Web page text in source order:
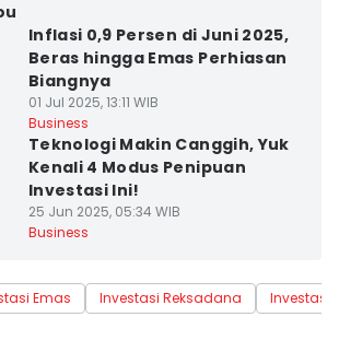
Inflasi 0,9 Persen di Juni 2025,
Beras hingga Emas Perhiasan
Biangnya
01 Jul 2025, 13:11 WIB
Business
Teknologi Makin Canggih, Yuk
Kenali 4 Modus Penipuan
Investasi Ini!
25 Jun 2025, 05:34 WIB
Business
Emas Investasi Reksadana
Investasi